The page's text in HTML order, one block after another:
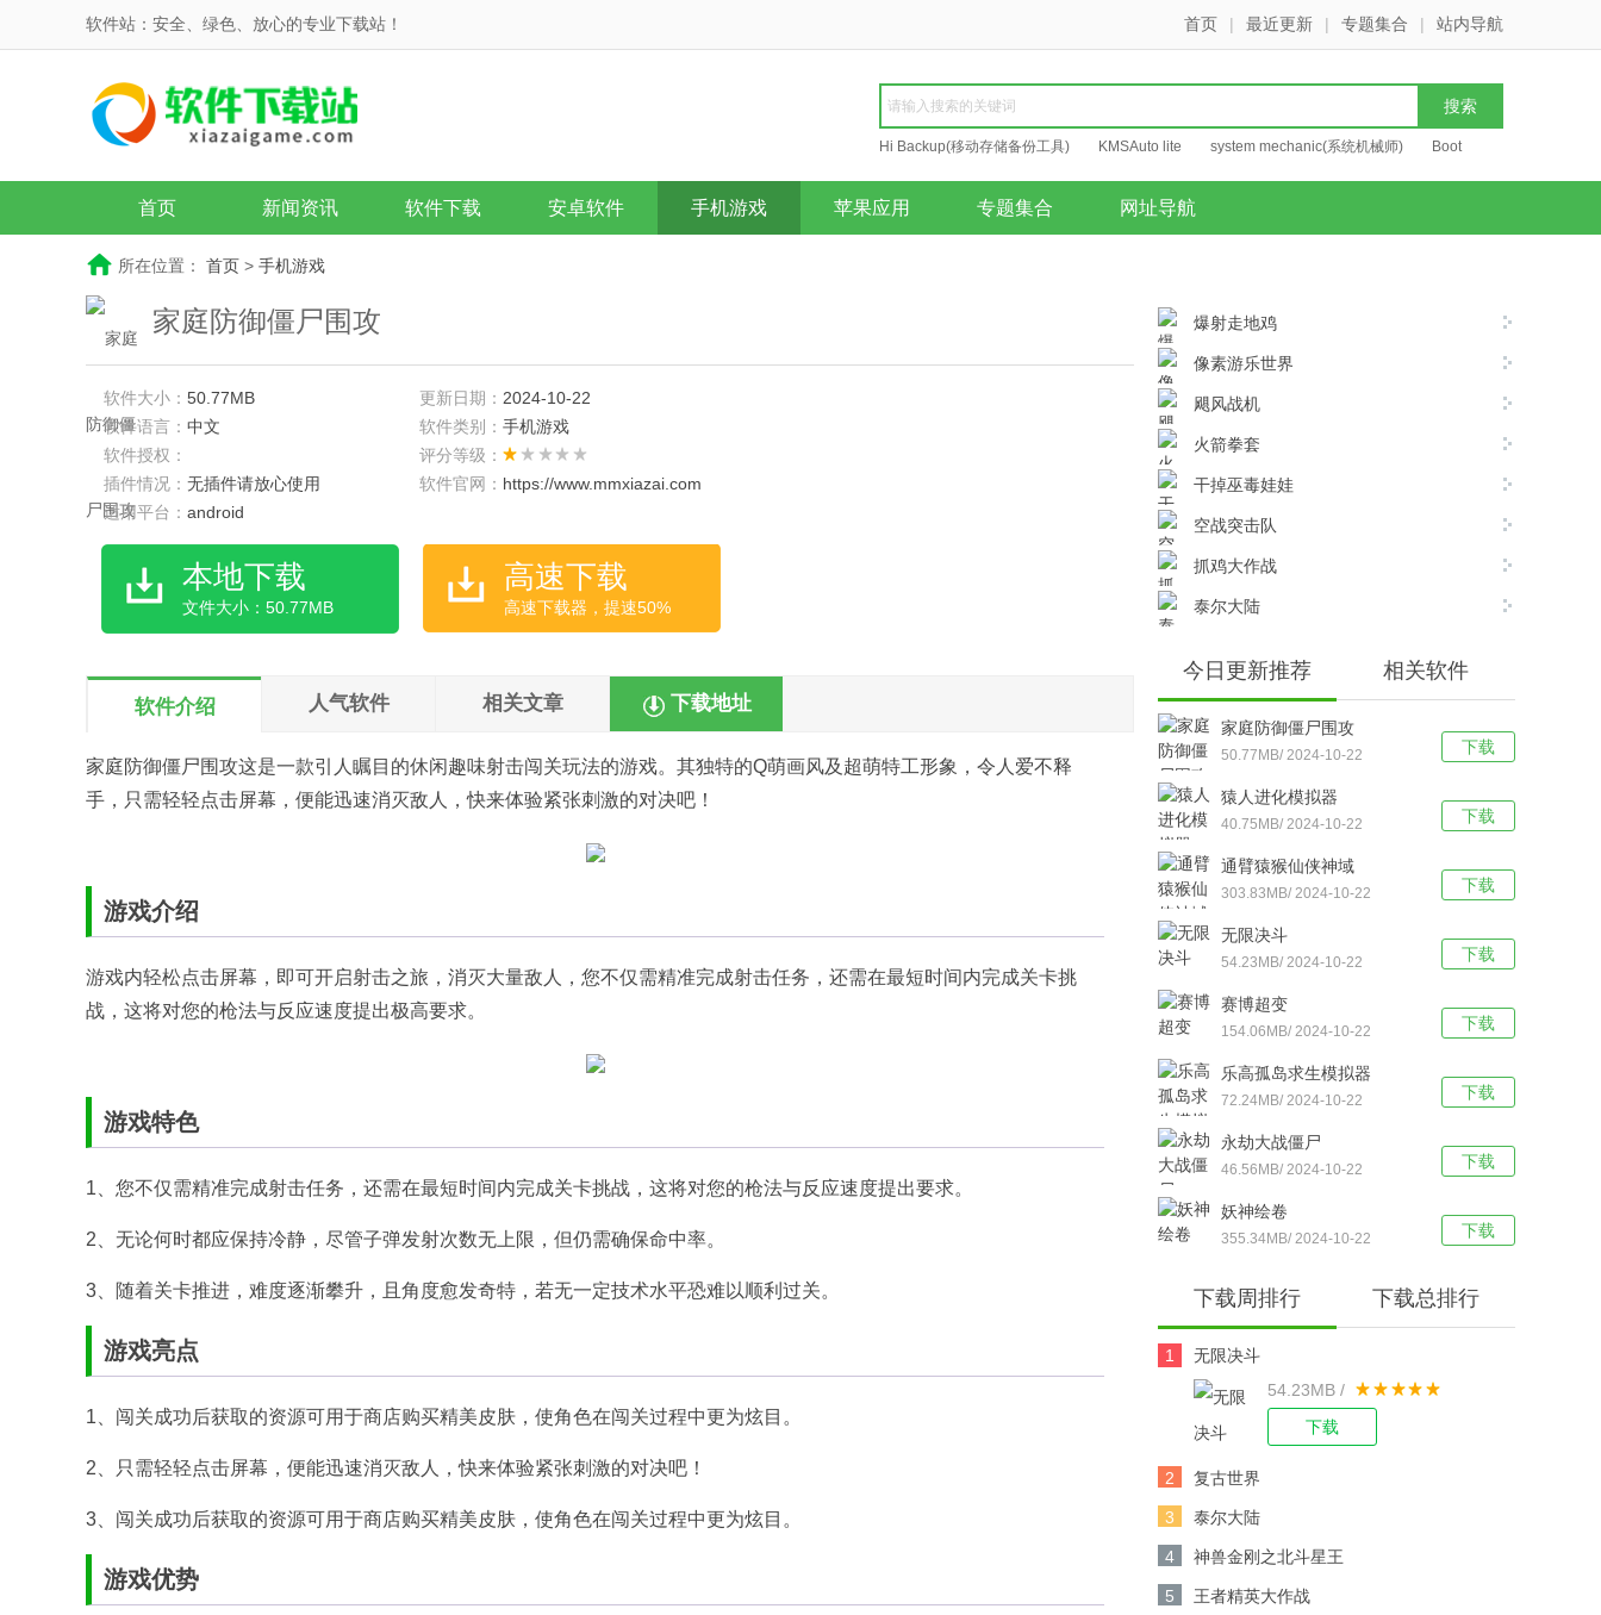
软件站：安全、绿色、放心的专业下载站！ 首页 | 最近更新 | 专题集合 | 站内导航
Hi Backup(移动存储备份工具) KMSAuto lite system mechanic(系统机械师) Boot
Repair
首页 新闻资讯 软件下载 安卓软件 手机游戏 苹果应用 专题集合 网址导航
所在位置： 首页 > 手机游戏
家庭防御僵尸围攻
软件大小： 50.77MB 更新日期： 2024-10-22
软件语言： 中文 软件类别： 手机游戏
软件授权：
评分等级：
插件情况： 无插件请放心使用 软件官网： https://www.mmxiazai.com
适用平台： android
本地下载
文件大小：50.77MB
高速下载
高速下载器，提速50%
软件介绍 人气软件 相关文章 下载地址
家庭防御僵尸围攻这是一款引人瞩目的休闲趣味射击闯关玩法的游戏。其独特的Q萌画风及超萌特工形象，令人爱不释
手，只需轻轻点击屏幕，便能迅速消灭敌人，快来体验紧张刺激的对决吧！
游戏介绍
游戏内轻松点击屏幕，即可开启射击之旅，消灭大量敌人，您不仅需精准完成射击任务，还需在最短时间内完成关卡挑
战，这将对您的枪法与反应速度提出极高要求。
游戏特色
1、您不仅需精准完成射击任务，还需在最短时间内完成关卡挑战，这将对您的枪法与反应速度提出要求。
2、无论何时都应保持冷静，尽管子弹发射次数无上限，但仍需确保命中率。
3、随着关卡推进，难度逐渐攀升，且角度愈发奇特，若无一定技术水平恐难以顺利过关。
游戏亮点
1、闯关成功后获取的资源可用于商店购买精美皮肤，使角色在闯关过程中更为炫目。
2、只需轻轻点击屏幕，便能迅速消灭敌人，快来体验紧张刺激的对决吧！
3、闯关成功后获取的资源可用于商店购买精美皮肤，使角色在闯关过程中更为炫目。
游戏优势
爆射走地鸡
像素游乐世界
飓风战机
火箭拳套
干掉巫毒娃娃
空战突击队
抓鸡大作战
泰尔大陆
今日更新推荐 相关软件
下载
家庭防御僵尸围攻
50.77MB/ 2024-10-22
下载
猿人进化模拟器
40.75MB/ 2024-10-22
下载
通臂猿猴仙侠神域
303.83MB/ 2024-10-22
下载
无限决斗
54.23MB/ 2024-10-22
下载
赛博超变
154.06MB/ 2024-10-22
下载
乐高孤岛求生模拟器
72.24MB/ 2024-10-22
下载
永劫大战僵尸
46.56MB/ 2024-10-22
下载
妖神绘卷
355.34MB/ 2024-10-22
下载周排行 下载总排行
1
无限决斗
54.23MB /
下载
2 复古世界
3 泰尔大陆
4 神兽金刚之北斗星王
5 王者精英大作战